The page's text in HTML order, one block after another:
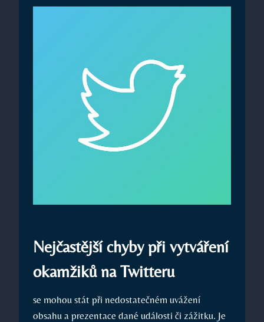
Nejčastější chyby při vytváření
okamžiků na Twitteru
se mohou stát při nedostatečném uvážení
obsahu a prezentace dané události či zážitku. Je